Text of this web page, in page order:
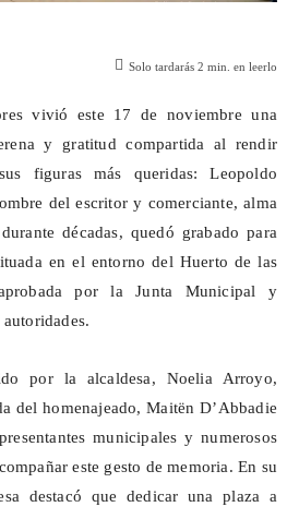
Solo tardarás 2 min. en leerlo
vivió este 17 de noviembre una
y gratitud compartida al rendir
figuras más queridas: Leopoldo
del escritor y comerciante, alma
décadas, quedó grabado para
en el entorno del Huerto de las
por la Junta Municipal y
por la alcaldesa, Noelia Arroyo,
del homenajeado,Maitën D’Abbadie
municipales y numerosos
este gesto de memoria. En su
destacó que dedicar una plaza a